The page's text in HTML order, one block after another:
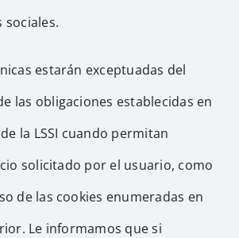
sociales.
estarán exceptuadas del
las obligaciones establecidas en
la LSSI cuando permitan
solicitado por el usuario, como
de las cookies enumeradas en
Le informamos que si